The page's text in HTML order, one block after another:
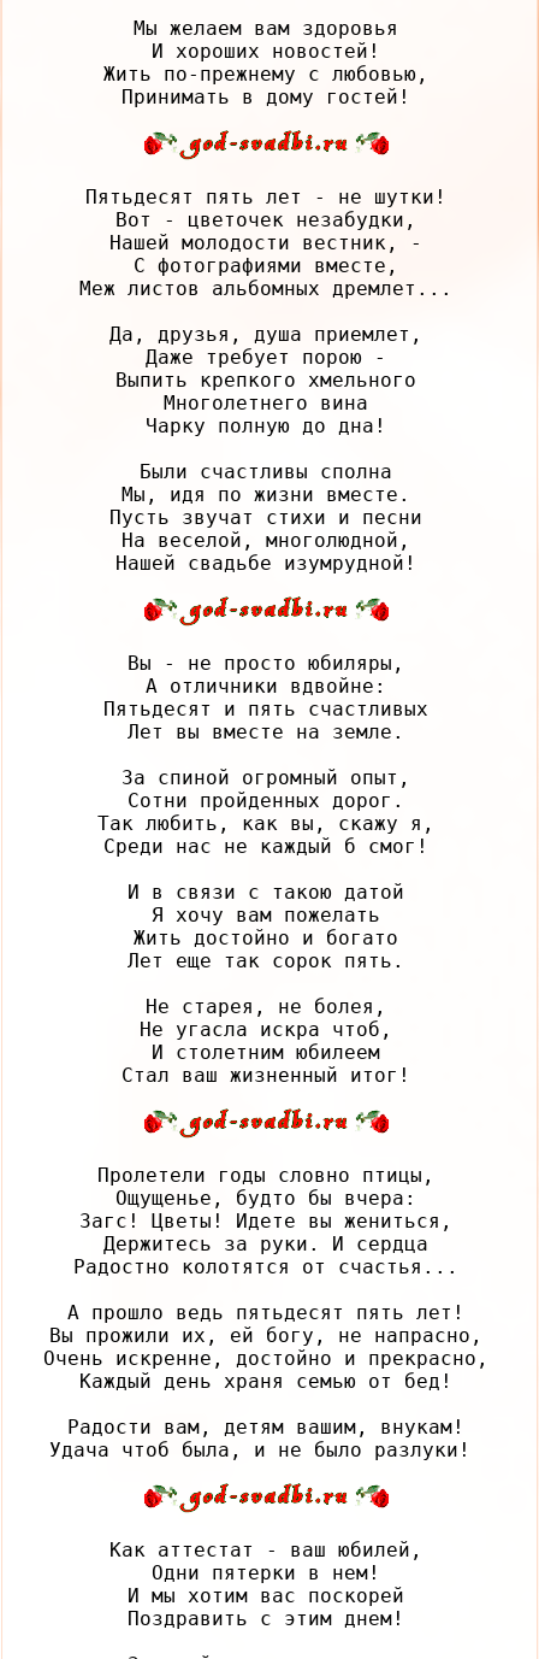
Мы желаем вам здоровья
И хороших новостей!
Жить по-прежнему с любовью,
Пятьдесят пять лет - не шутки!
Вот - цветочек незабудки,
Нашей молодости вестник, -
С фотографиями вместе,
Меж листов альбомных дремлет...
Да, друзья, душа приемлет,
Даже требует порою -
Выпить крепкого хмельного
Многолетнего вина
Чарку полную до дна!
Были счастливы сполна
Мы, идя по жизни вместе.
Пусть звучат стихи и песни
На веселой, многолюдной,
Вы - не просто юбиляры,
А отличники вдвойне:
Пятьдесят и пять счастливых
Лет вы вместе на земле.
За спиной огромный опыт,
Сотни пройденных дорог.
Так любить, как вы, скажу я,
Среди нас не каждый б смог!
И в связи с такою датой
Я хочу вам пожелать
Жить достойно и богато
Лет еще так сорок пять.
Не старея, не болея,
Не угасла искра чтоб,
И столетним юбилеем
Пролетели годы словно птицы,
Ощущенье, будто бы вчера:
Загс! Цветы! Идете вы жениться,
Держитесь за руки. И сердца
Радостно колотятся от счастья...
А прошло ведь пятьдесят пять лет!
Вы прожили их, ей богу, не напрасно,
Очень искренне, достойно и прекрасно,
Каждый день храня семью от бед!
Радости вам, детям вашим, внукам!
Как аттестат - ваш юбилей,
Одни пятерки в нем!
И мы хотим вас поскорей
Поздравить с этим днем!